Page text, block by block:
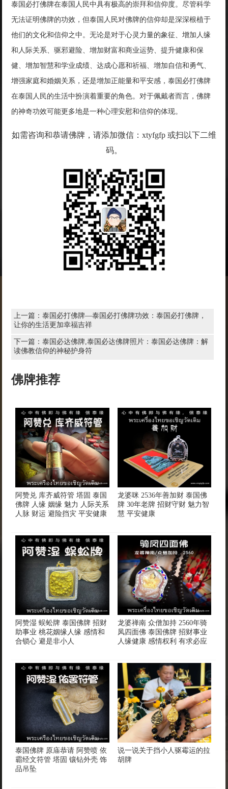
泰国必打佛牌在泰国人民中具有极高的崇拜和信仰度。尽管科学
无法证明佛牌的功效，但泰国人民对佛牌的信仰却是深深根植于
他们的文化和信仰之中。无论是对于心灵力量的象征、增加人缘
和人际关系、驱邪避险、增加财富和商业运势、提升健康和保
健、增加智慧和学业成绩、达成心愿和祈福、增加自信和勇气、
增强家庭和婚姻关系，还是增加正能量和平安感，泰国必打佛牌
在泰国人民的生活中扮演着重要的角色。对于佩戴者而言，佛牌
的神奇功效可能更多地是一种心理安慰和信仰的体现。
如需咨询和恭请佛牌，请添加微信：xtyfgfp 或扫以下二维
码。
上一篇：泰国必打佛牌—泰国必打佛牌功效：泰国必打佛牌，
让你的生活更加幸福吉祥
下一篇：泰国必达佛牌,泰国必达佛牌照片：泰国必达佛牌：解
读佛教信仰的神秘护身符
佛牌推荐
阿赞兑 库齐威符管 塔固 泰国
佛牌 人缘 姻缘 魅力 人际关系
人脉 财运 避险挡灾 平安健康
龙婆咪 2536年善加财 泰国佛
牌 30年老牌 招财守财 魅力智
慧 平安健康
阿赞湿 蜈蚣牌 泰国佛牌 招财
助事业 桃花姻缘人缘 感情和
合锁心 避是非小人
龙婆禅南 众僧加持 2560年骑
凤四面佛 泰国佛牌 招财事业
人缘健康 感情权利 有求必应
泰国佛牌 原庙恭请 阿赞喷 依
霸经文符管 塔固 镶钻外壳 饰
品吊坠
说一说关于挡小人驱霉运的拉
胡牌